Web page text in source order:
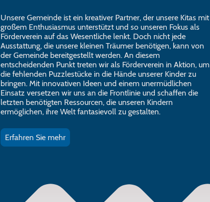
Unsere Gemeinde ist ein kreativer Partner, der unsere Kitas mit
großem Enthusiasmus unterstützt und so unseren Fokus als
Förderverein auf das Wesentliche lenkt. Doch nicht jede
Ausstattung, die unsere kleinen Träumer benötigen, kann von
der Gemeinde bereitgestellt werden. An diesem
entscheidenden Punkt treten wir als Förderverein in Aktion, um
die fehlenden Puzzlestücke in die Hände unserer Kinder zu
bringen. Mit innovativen Ideen und einem unermüdlichen
Einsatz versetzen wir uns an die Frontlinie und schaffen die
letzten benötigten Ressourcen, die unseren Kindern
ermöglichen, ihre Welt fantasievoll zu gestalten.
Erfahren Sie mehr